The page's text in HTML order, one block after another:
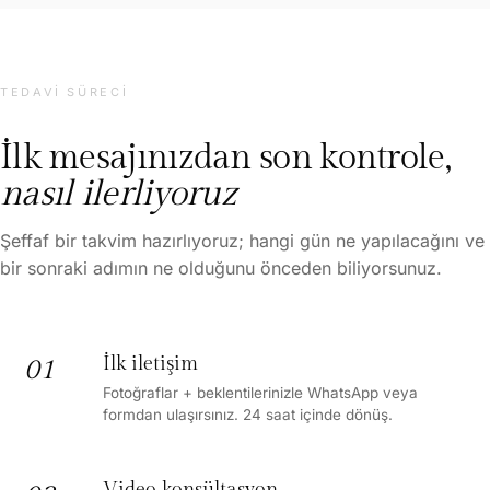
TEDAVI SÜRECI
İlk mesajınızdan son kontrole,
nasıl ilerliyoruz
Şeffaf bir takvim hazırlıyoruz; hangi gün ne yapılacağını ve
bir sonraki adımın ne olduğunu önceden biliyorsunuz.
01 İlk iletişim
Fotoğraflar + beklentilerinizle WhatsApp veya
formdan ulaşırsınız. 24 saat içinde dönüş.